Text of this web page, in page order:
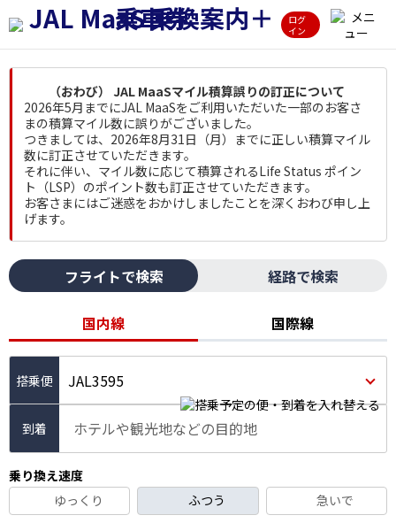
ログ
イン
（おわび） JAL MaaSマイル積算誤りの訂正について
2026年5月までにJAL MaaSをご利用いただいた一部のお客さ
まの積算マイル数に誤りがございました。
つきましては、2026年8月31日（月）までに正しい積算マイル
数に訂正させていただきます。
それに伴い、マイル数に応じて積算されるLife Status ポイン
ト（LSP）のポイント数も訂正させていただきます。
お客さまにはご迷惑をおかけしましたことを深くおわび申し上
げます。
フライトで検索 経路で検索
国内線 国際線
JAL3595
到着 ホテルや観光地などの目的地
乗り換え速度
ゆっくり
ふつう 急いで